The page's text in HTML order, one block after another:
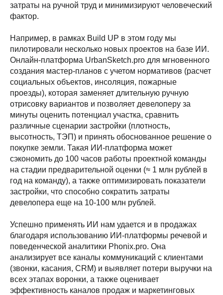
затраты на ручной труд и минимизируют человеческий
фактор.
Например, в рамках Build UP в этом году мы
пилотировали несколько новых проектов на базе ИИ.
Онлайн-платформа UrbanSketch.pro для мгновенного
создания мастер-планов с учетом нормативов (расчет
социальных объектов, инсоляция, пожарные
проезды), которая заменяет длительную ручную
отрисовку вариантов и позволяет девелоперу за
минуты оценить потенциал участка, сравнить
различные сценарии застройки (плотность,
высотность, ТЭП) и принять обоснованное решение о
покупке земли. Такая ИИ-платформа может
сэкономить до 100 часов работы проектной команды
на стадии предварительной оценки (≈ 1 млн рублей в
год на команду), а также оптимизировать показатели
застройки, что способно сократить затраты
девелопера еще на 10-100 млн рублей.
Успешно применять ИИ нам удается и в продажах
благодаря использованию ИИ-платформы речевой и
поведенческой аналитики Phonix.pro. Она
анализирует все каналы коммуникаций с клиентами
(звонки, касания, CRM) и выявляет потери выручки на
всех этапах воронки, а также оценивает
эффективность каналов продаж и маркетинговых